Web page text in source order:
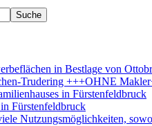
in Bestlage von
Trudering +++OHNE
in Fürstenfeldbruck
Fürstenfeldbruck
Nutzungsmöglichkeiten,